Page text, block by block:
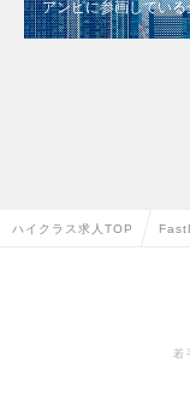
アンビに参画してい
ハイクラス求人TOP
若